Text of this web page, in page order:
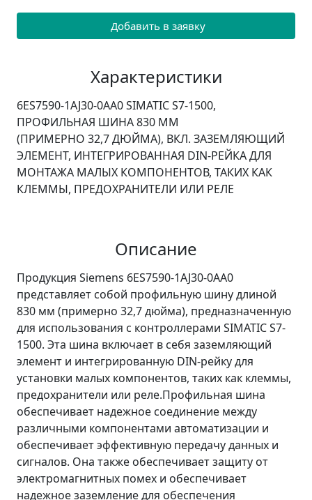
Добавить в заявку
Характеристики
6ES7590-1AJ30-0AA0 SIMATIC S7-1500,
ПРОФИЛЬНАЯ ШИНА 830 MM
(ПРИМЕРНО 32,7 ДЮЙМА), ВКЛ. ЗАЗЕМЛЯЮЩИЙ
ЭЛЕМЕНТ, ИНТЕГРИРОВАННАЯ DIN-РЕЙКА ДЛЯ
МОНТАЖА МАЛЫХ КОМПОНЕНТОВ, ТАКИХ КАК
КЛЕММЫ, ПРЕДОХРАНИТЕЛИ ИЛИ РЕЛЕ
Описание
Продукция Siemens 6ES7590-1AJ30-0AA0
представляет собой профильную шину длиной
830 мм (примерно 32,7 дюйма), предназначенную
для использования с контроллерами SIMATIC S7-
1500. Эта шина включает в себя заземляющий
элемент и интегрированную DIN-рейку для
установки малых компонентов, таких как клеммы,
предохранители или реле.Профильная шина
обеспечивает надежное соединение между
различными компонентами автоматизации и
обеспечивает эффективную передачу данных и
сигналов. Она также обеспечивает защиту от
электромагнитных помех и обеспечивает
надежное заземление для обеспечения